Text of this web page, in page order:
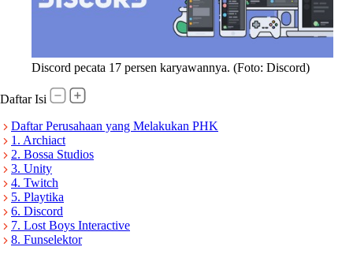
Discord pecata 17 persen karyawannya. (Foto: Discord)
Daftar Isi
Daftar Perusahaan yang Melakukan PHK
1. Archiact
2. Bossa Studios
3. Unity
4. Twitch
5. Playtika
6. Discord
7. Lost Boys Interactive
8. Funselektor